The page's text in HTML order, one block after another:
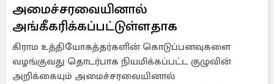
அமைச்சரவையினால்
அங்கீகரிக்கப்பட்டுள்ளதாக
கிராம உத்தியோகத்தர்களின் கொடுப்பனவுகளை
வழங்குவது தொடர்பாக நியமிக்கப்பட்ட குழுவின்
அறிக்கையும் அமைச்சரவையினால்